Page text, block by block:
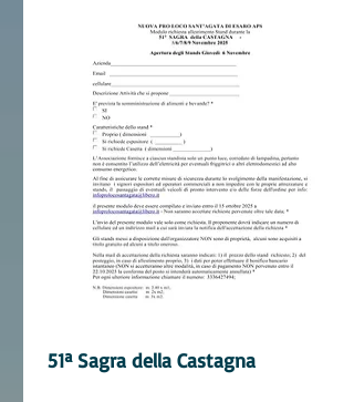
51ª Sagra della Castagna